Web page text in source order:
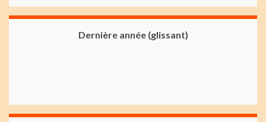
Dernière année (glissant)